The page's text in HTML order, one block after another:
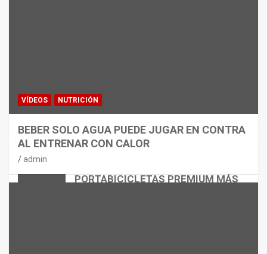
PORTABICICLETAS PREMIUM MÁS
VÍDEOS NUTRICIÓN
BEBER SOLO AGUA PUEDE JUGAR EN CONTRA
AL ENTRENAR CON CALOR
admin